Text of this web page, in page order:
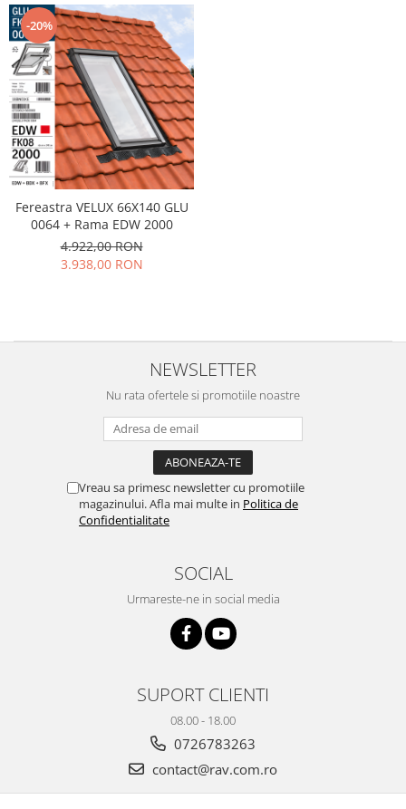
-20%
Fereastra VELUX 66X140 GLU
0064 + Rama EDW 2000
4.922,00 RON
3.938,00 RON
NEWSLETTER
Nu rata ofertele si promotiile noastre
Vreau sa primesc newsletter cu promotiile
magazinului. Afla mai multe in Politica de
Confidentialitate
SOCIAL
Urmareste-ne in social media
SUPORT CLIENTI
08.00 - 18.00
0726783263
contact@rav.com.ro